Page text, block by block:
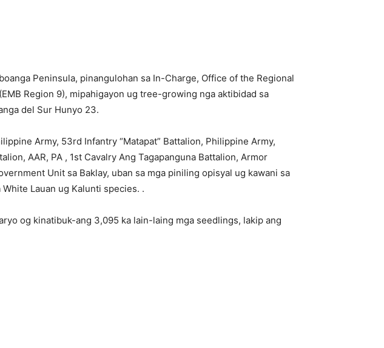
Peninsula, pinangulohan sa In-Charge, Office of the Regional
Region 9), mipahigayon ug tree-growing nga aktibidad sa
del Sur Hunyo 23.
Army, 53rd Infantry “Matapat” Battalion, Philippine Army,
AAR, PA , 1st Cavalry Ang Tagapanguna Battalion, Armor
Unit sa Baklay, uban sa mga piniling opisyal ug kawani sa
Lauan ug Kalunti species. .
og kinatibuk-ang 3,095 ka lain-laing mga seedlings, lakip ang